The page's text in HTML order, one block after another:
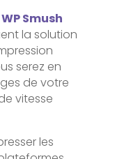
WP Smush
la solution
serez en
de votre
vitesse
les